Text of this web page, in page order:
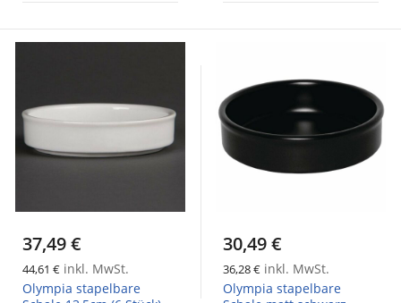
37,49 €
44,61 € inkl. MwSt.
Olympia stapelbare
30,49 €
36,28 € inkl. MwSt.
Olympia stapelbare